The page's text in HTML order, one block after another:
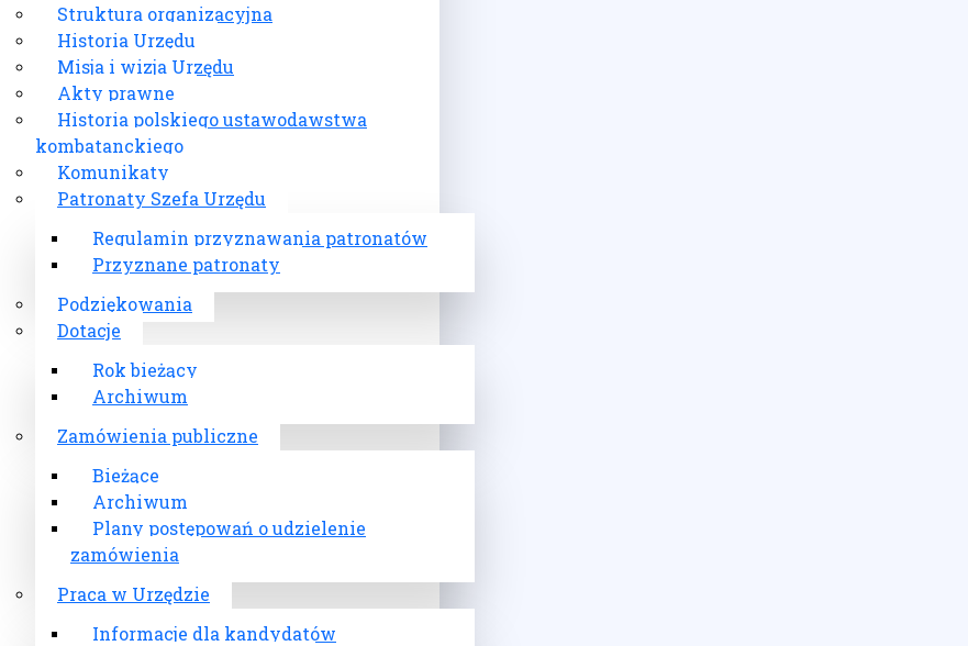
Struktura organizacyjna
Historia Urzędu
Misja i wizja Urzędu
Akty prawne
Historia polskiego ustawodawstwa
kombatanckiego
Komunikaty
Patronaty Szefa Urzędu
Regulamin przyznawania patronatów
Przyznane patronaty
Podziękowania
Dotacje
Rok bieżący
Archiwum
Zamówienia publiczne
Bieżące
Archiwum
Plany postępowań o udzielenie
zamówienia
Praca w Urzędzie
Informacje dla kandydatów